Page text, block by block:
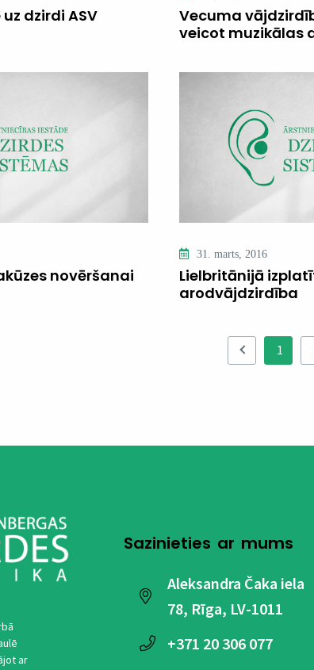
dzirdi ASV
Vecuma
veicot muzikālas
novēršanai
31. marts, 2016
Lielbritānijā
arodvājdzirdība
1
ar
Sazinieties ar mums
Aleksandra Čaka iela
78, Rīga, LV-1011
+371 20 306 077